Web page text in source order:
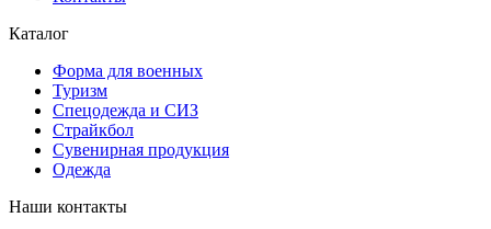
Каталог
Форма для военных
Туризм
Спецодежда и СИЗ
Страйкбол
Сувенирная продукция
Одежда
Наши контакты